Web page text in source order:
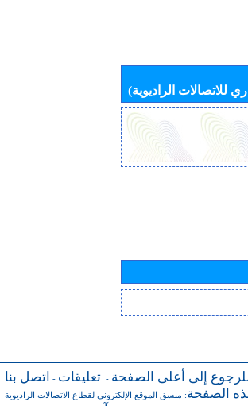
للاتصالات الراديوية)
إلى أعلى الصفحة - تعليقات - اتصل بنا
الصفحة: منسق الموقع الإلكتروني لقطاع الاتصالات الراديوية